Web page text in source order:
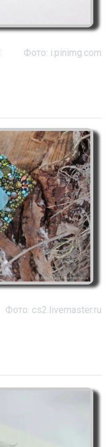
Фото: i.pinimg.com
Фото: cs2.livemaster.ru